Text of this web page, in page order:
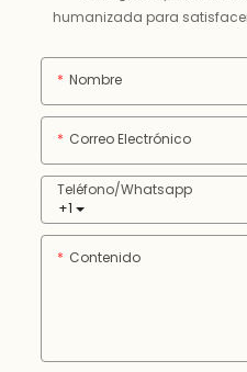
humanizada para
Nombre
Correo Electrónico
+1
Teléfono/whatsapp
Contenido